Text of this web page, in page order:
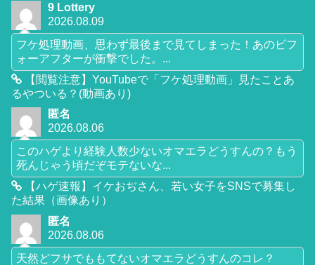
9 Lottery
2026.08.09
フケ処理動画、思わず最後まで見てしまった！あのビフ
ォーアフターが衝撃でした。...
【閲覧注意】YouTubeで「フケ処理動画」見たことあ
るやついる？(動画あり)
匿名
2026.08.06
このハゲより経験人数少ないオマエラどうすんの？もう
死んじゃう頃だぞモテないな...
【ハゲ速報】イケおぢさん、若い女子をSNSで募集し
た結果（画像あり）
匿名
2026.08.06
天然どフサでももてないオマエラどうすんのコレ？